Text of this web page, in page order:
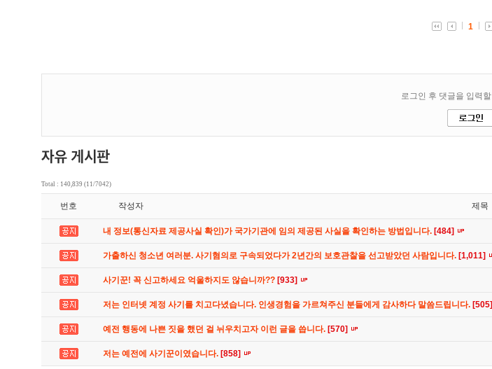
Total : 140,839 (11/7042)
번호 작성자 제목
내 정보(통신자료 제공사실 확인)가 국가기관에 임의 제공된 사실을 확인하는 방법입니다. [484]
가출하신 청소년 여러분. 사기혐의로 구속되었다가 2년간의 보호관찰을 선고받았던 사람입니다. [1,011]
사기꾼! 꼭 신고하세요 억울하지도 않습니까?? [933]
저는 인터넷 계정 사기를 치고다녔습니다. 인생경험을 가르쳐주신 분들에게 감사하다 말씀드립니다. [505]
예전 행동에 나쁜 짓을 했던 걸 뉘우치고자 이런 글을 씁니다. [570]
저는 예전에 사기꾼이였습니다. [858]